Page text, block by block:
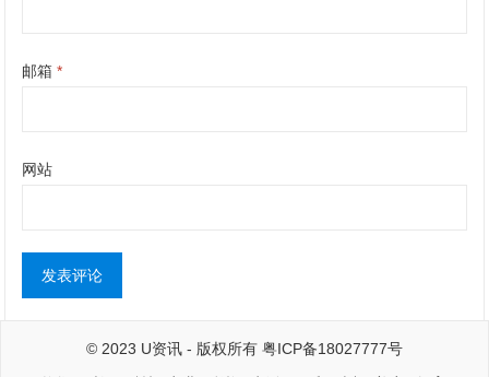
邮箱*
网站
© 2023 U资讯 - 版权所有 粤ICP备18027777号